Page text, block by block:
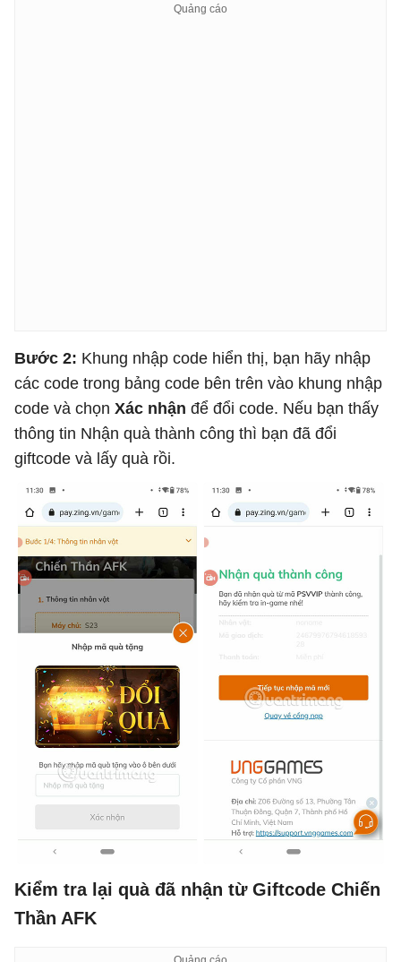
Bước 2: Khung nhập code hiển thị, bạn hãy nhập
các code trong bảng code bên trên vào khung nhập
code và chọn Xác nhận để đổi code. Nếu bạn thấy
thông tin Nhận quà thành công thì bạn đã đổi
giftcode và lấy quà rồi.
Kiểm tra lại quà đã nhận từ Giftcode Chiến
Thần AFK